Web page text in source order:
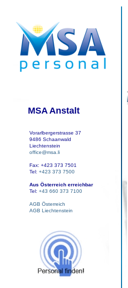
MSA Anstalt
Vorarlbergerstrasse 37
9486 Schaanwald
Liechtenstein
office@msa.li
Fax: +423 373 7501
Tel: +423 373 7500
Aus Österreich erreichbar
Tel: +43 660 373 7100
AGB Österreich
AGB Liechtenstein